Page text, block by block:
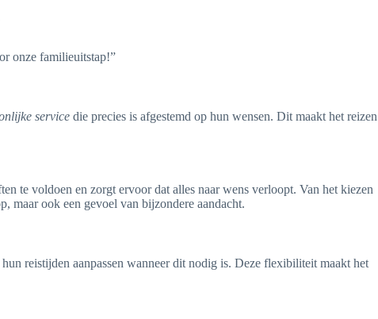
onze familieuitstap!”
service die precies is afgestemd op hun wensen. Dit maakt het reizen
te voldoen en zorgt ervoor dat alles naar wens verloopt. Van het kiezen
maar ook een gevoel van bijzondere aandacht.
reistijden aanpassen wanneer dit nodig is. Deze flexibiliteit maakt het